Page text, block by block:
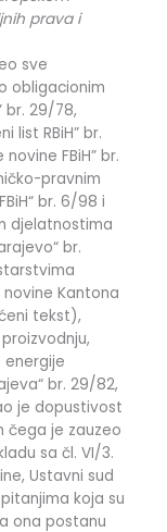
prava i
sve
obligacionim
br. 29/78,
list RBiH” br.
FBiH” br.
pravnim
br. 6/98 i
djelatnostima
br.
novine Kantona
tekst),
energije
br. 29/82,
je dopustivost
čega je zauzeo
sa čl. VI/3.
Ustavni sud
koja su
ona postanu